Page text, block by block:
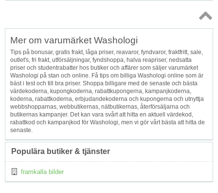
Topp
Mer om varumärket Washologi
Tips på bonusar, gratis frakt, låga priser, reavaror, fyndvaror, fraktfritt, sale,
outlet's, fri frakt, utförsäljningar, fyndshoppa, halva reapriser, nedsatta
priser och studentrabatter hos butiker och affärer som säljer varumärket
Washologi på stan och online. Få tips om billiga Washologi online som är
bäst i test och till bra priser. Shoppa billigare med de senaste och bästa
värdekoderna, kupongkoderna, rabattkupongerna, kampanjkoderna,
koderna, rabattkoderna, erbjudandekoderna och kupongerna och utnyttja
webbshopparnas, webbutikernas, nätbutikernas, återförsäljarna och
butikernas kampanjer. Det kan vara svårt att hitta en aktuell värdekod,
rabattkod och kampanjkod för Washologi, men vi gör vårt bästa att hitta de
senaste.
Populära butiker & tjänster
framkalla bilder